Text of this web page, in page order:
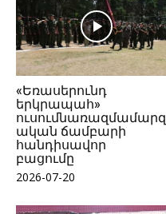
«Եռասերունդ
երկրապահ»
ուսումնառազմամարզ
ական ճամբարի
հանդիսավոր
բացումը
2026-07-20